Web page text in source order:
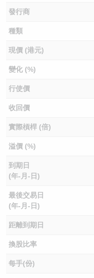
發行商
種類
現價 (港元)
變化 (%)
行使價
收回價
實際槓桿 (倍)
溢價 (%)
到期日
(年-月-日)
最後交易日
(年-月-日)
距離到期日
換股比率
每手(份)